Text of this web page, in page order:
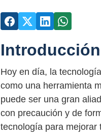
Introducción
Hoy en día, la
como una herramienta
puede ser una gran
con precaución y de
tecnología para mejorar